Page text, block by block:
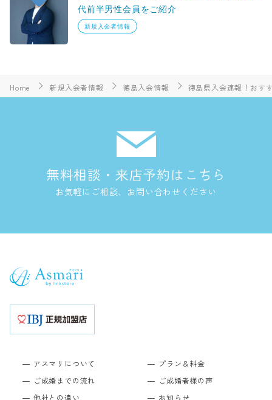
代前半男性会員をご紹介
新規入会者情報
Home 新規入会者情報 徳島入会情報 徳島県入会速報！おす
無料相談・来店予約はこちら
お気軽にご相談、お問い合わせください
アスマリについて
ご成婚までの流れ
他社との違い
プラン＆料金
ご成婚者様の声
お知らせ